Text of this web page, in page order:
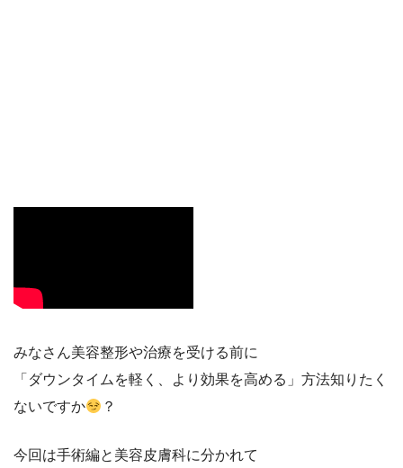
みなさん美容整形や治療を受ける前に
「ダウンタイムを軽く、より効果を高める」方法知りたく
ないですか
？
今回は手術編と美容皮膚科に分かれて